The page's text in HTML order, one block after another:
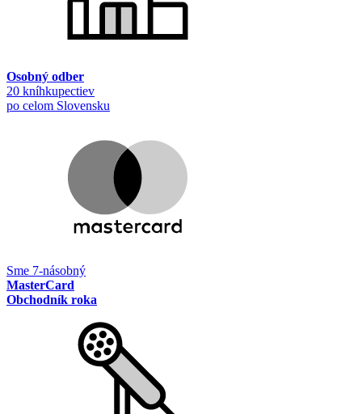
Osobný odber
20 kníhkupectiev
po celom Slovensku
Sme 7-násobný
MasterCard
Obchodník roka